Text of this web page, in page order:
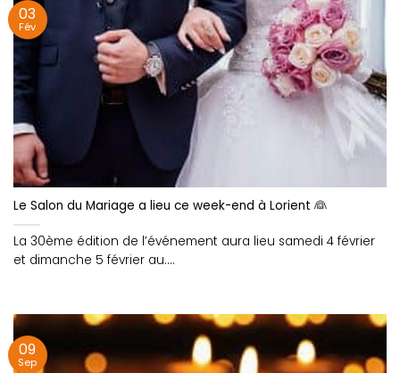
Le Salon du Mariage a lieu ce week-end à Lorient 👰
La 30ème édition de l’événement aura lieu samedi 4 février
et dimanche 5 février au....
03
Fév
09
Sep